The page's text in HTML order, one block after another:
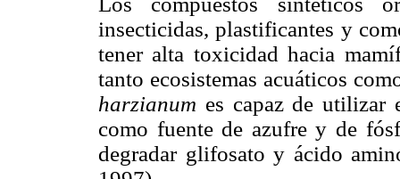
insecticidas, plastificantes y
tener alta toxicidad hacia
tanto ecosistemas acuáticos
harzianum es capaz de utilizar
como fuente de azufre y de
degradar glifosato y ácido